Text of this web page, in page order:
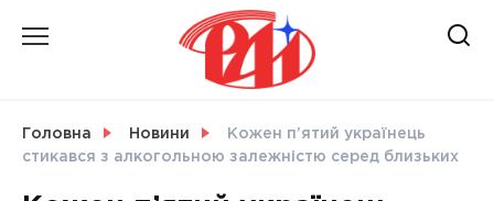
Головна Новини
Кожен п’ятий українець
стикався з алкогольною залежністю серед близьких